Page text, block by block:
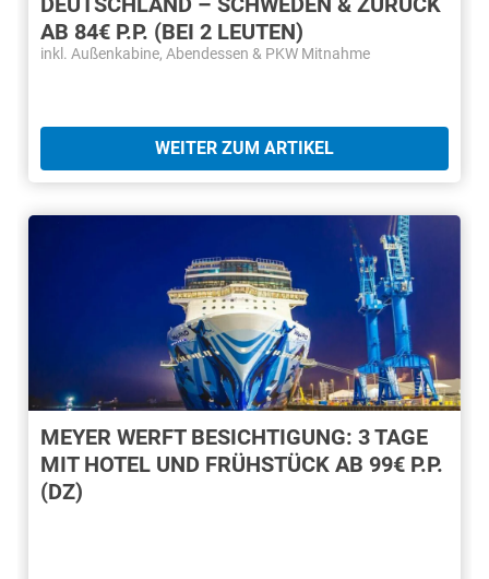
AB 84€ P.P. (BEI 2 LEUTEN)
inkl. Außenkabine, Abendessen & PKW Mitnahme
WEITER ZUM ARTIKEL
MEYER WERFT BESICHTIGUNG: 3 TAGE
MIT HOTEL UND FRÜHSTÜCK AB 99€ P.P.
(DZ)